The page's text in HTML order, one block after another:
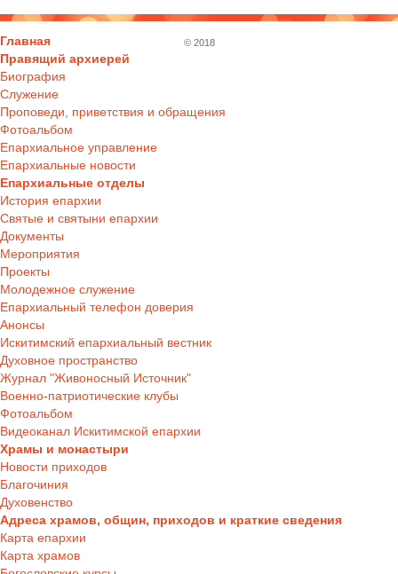
Главная
Правящий архиерей
Биография
Служение
Проповеди, приветствия и обращения
Фотоальбом
Епархиальное управление
Епархиальные новости
Епархиальные отделы
История епархии
Святые и святыни епархии
Документы
Мероприятия
Проекты
Молодежное служение
Епархиальный телефон доверия
Анонсы
Искитимский епархиальный вестник
Духовное пространство
Журнал "Живоносный Источник"
Военно-патриотические клубы
Фотоальбом
Видеоканал Искитимской епархии
Храмы и монастыри
Новости приходов
Благочиния
Духовенство
Адреса храмов, общин, приходов и краткие сведения
Карта епархии
Карта храмов
© 2018